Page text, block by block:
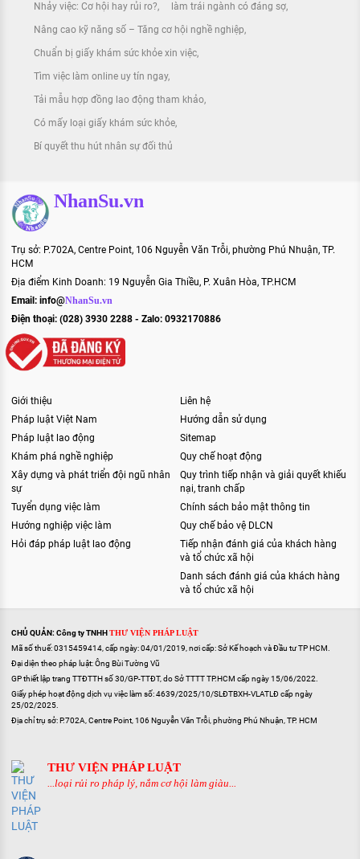
Nhảy việc: Cơ hội hay rủi ro? làm trái ngành có đáng sợ
Nâng cao kỹ năng số – Tăng cơ hội nghề nghiệp
Chuẩn bị giấy khám sức khỏe xin việc
Tìm việc làm online uy tín ngay
Tải mẫu hợp đồng lao động tham khảo
Có mấy loại giấy khám sức khỏe
Bí quyết thu hút nhân sự đối thủ
NhanSu.vn
Trụ sở: P.702A, Centre Point, 106 Nguyễn Văn Trỗi, phường Phú Nhuận, TP.
HCM
Địa điểm Kinh Doanh: 19 Nguyễn Gia Thiều, P. Xuân Hòa, TP.HCM
Email: info@NhanSu.vn
Điện thoại: (028) 3930 2288 - Zalo: 0932170886
Giới thiệu
Pháp luật Việt Nam
Pháp luật lao động
Khám phá nghề nghiệp
Xây dựng và phát triển đội ngũ nhân
sự
Tuyển dụng việc làm
Hướng nghiệp việc làm
Hỏi đáp pháp luật lao động
Liên hệ
Hướng dẫn sử dụng
Sitemap
Quy chế hoạt động
Quy trình tiếp nhận và giải quyết khiếu
nại, tranh chấp
Chính sách bảo mật thông tin
Quy chế bảo vệ DLCN
Tiếp nhận đánh giá của khách hàng
và tổ chức xã hội
Danh sách đánh giá của khách hàng
và tổ chức xã hội
CHỦ QUẢN: Công ty TNHHTHƯ VIỆN PHÁP LUẬT
Mã số thuế: 0315459414, cấp ngày: 04/01/2019, nơi cấp: Sở Kế hoạch và Đầu tư TP HCM.
Đại diện theo pháp luật: Ông Bùi Tường Vũ
GP thiết lập trang TTĐTTH số 30/GP-TTĐT, do Sở TTTT TP.HCM cấp ngày 15/06/2022.
Giấy phép hoạt động dịch vụ việc làm số: 4639/2025/10/SLĐTBXH-VLATLĐ cấp ngày
25/02/2025.
Địa chỉ trụ sở: P.702A, Centre Point, 106 Nguyễn Văn Trỗi, phường Phú Nhuận, TP. HCM
THƯ VIỆN PHÁP LUẬT
...loại rủi ro pháp lý, nắm cơ hội làm giàu...